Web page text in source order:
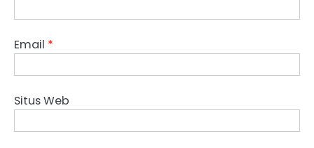
Email *
Situs Web